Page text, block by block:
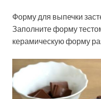
Форму для выпечки
Заполните форму
керамическую форму